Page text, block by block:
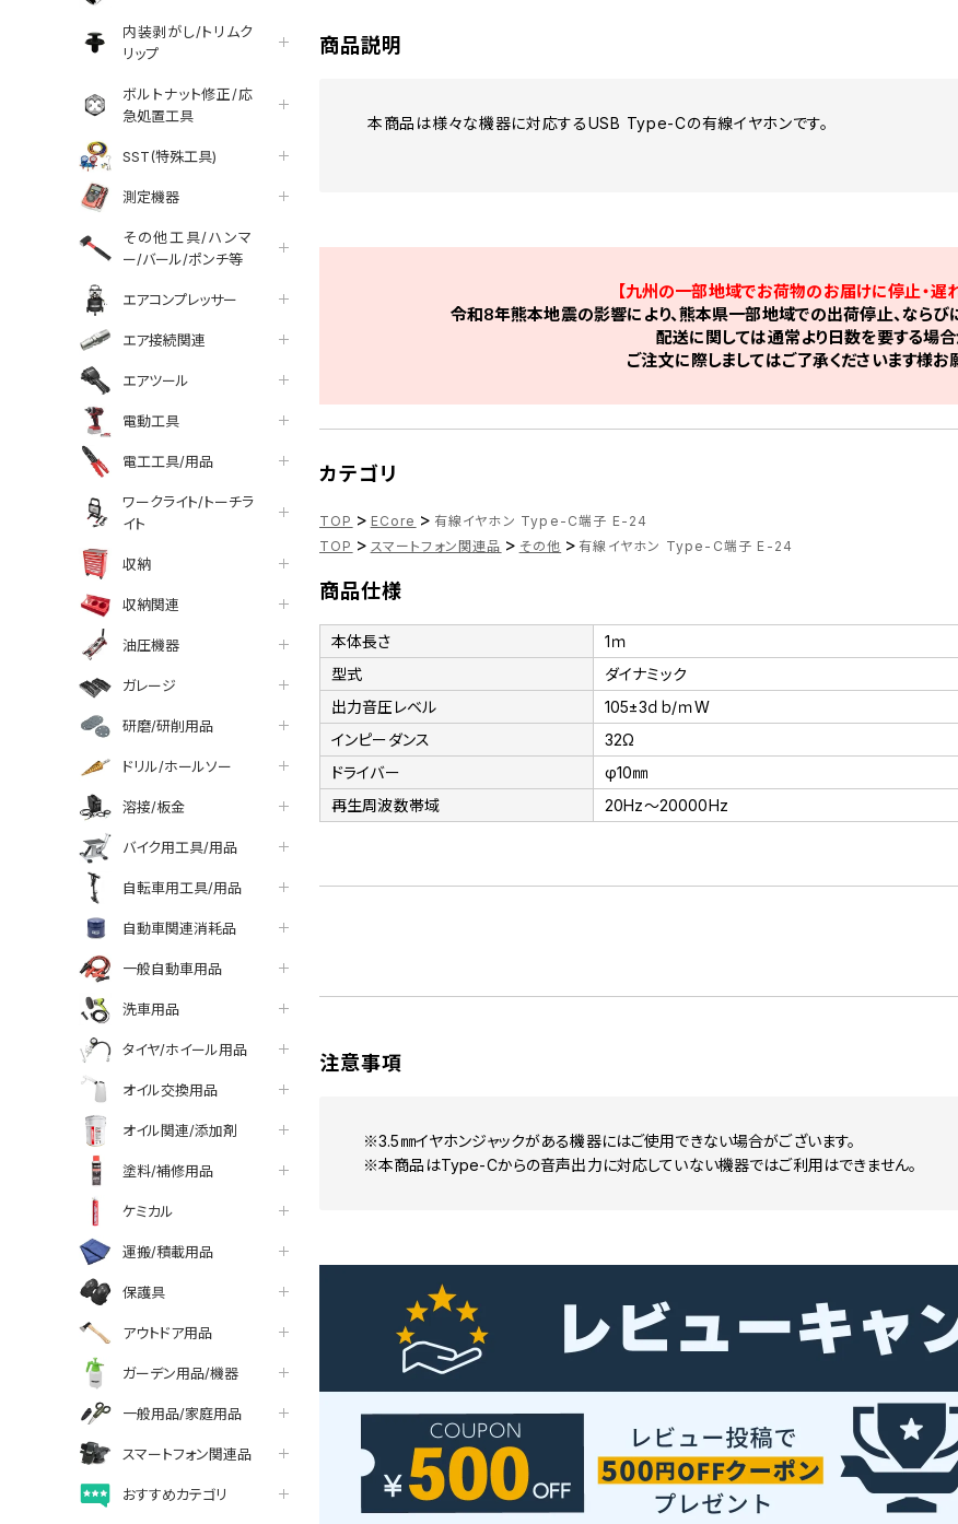
内装剥がし/トリムク
リップ
ボルトナット修正/応
急処置工具
SST(特殊工具)
測定機器
その他工具/ハンマ
ー/バール/ポンチ等
エアコンプレッサー
エア接続関連
エアツール
電動工具
電工工具/用品
ワークライト/トーチラ
イト
収納
収納関連
油圧機器
ガレージ
研磨/研削用品
ドリル/ホールソー
溶接/板金
バイク用工具/用品
自転車用工具/用品
自動車関連消耗品
一般自動車用品
洗車用品
タイヤ/ホイール用品
オイル交換用品
オイル関連/添加剤
塗料/補修用品
ケミカル
運搬/積載用品
保護具
アウトドア用品
ガーデン用品/機器
一般用品/家庭用品
スマートフォン関連品
おすすめカテゴリ
商品説明
本商品は様々な機器に対応するUSB Type-Cの有線イヤホンです。
【九州の一部地域でお荷物のお届けに停止・遅
令和8年熊本地震の影響により、熊本県一部地域での出荷停止、ならび
配送に関しては通常より日数を要する場合
ご注文に際しましてはご了承くださいます様お
カテゴリ
TOP > ECore > 有線イヤホン Type-C端子 E-24
TOP > スマートフォン関連品 > その他 > 有線イヤホン Type-C端子 E-24
商品仕様
本体長さ
1ｍ
型式
ダイナミック
出力音圧レベル
105±3ｄｂ/ｍW
インピーダンス
32Ω
ドライバー
φ10㎜
再生周波数帯域
20Hz～20000Hz
注意事項
※3.5㎜イヤホンジャックがある機器にはご使用できない場合がございます。
※本商品はType-Cからの音声出力に対応していない機器ではご利用はできません。